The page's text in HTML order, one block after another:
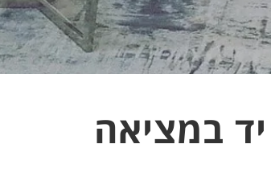
במציאה